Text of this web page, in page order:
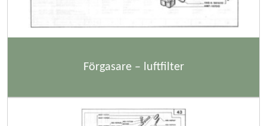
Förgasare – luftfilter